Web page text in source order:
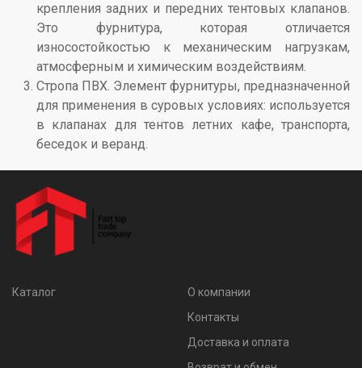
крепления задних и передних тентовых клапанов.
Это фурнитура, которая отличается
износостойкостью к механическим нагрузкам,
атмосферным и химическим воздействиям.
Стропа ПВХ. Элемент фурнитуры, предназначенной
для применения в суровых условиях: используется
в клапанах для тентов летних кафе, транспорта,
беседок и веранд.
Каталог
О компании
Контакты
Доставка и оплата